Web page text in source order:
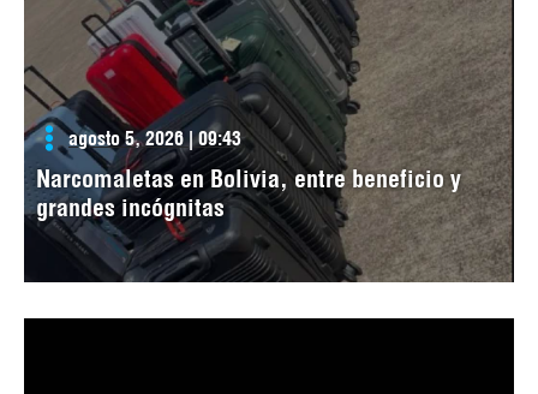
agosto 5, 2026 | 09:43
Narcomaletas en Bolivia, entre beneficio y
grandes incógnitas